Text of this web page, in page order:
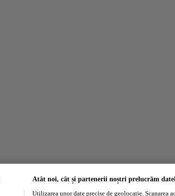
Atât noi, cât și partenerii noștri prelucrăm
Utilizarea unor date precise de geolocație. Scanarea